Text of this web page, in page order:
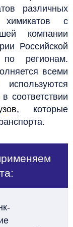
различных
химикатов с
компании
Российской
регионам.
всеми
соответствии
, которые